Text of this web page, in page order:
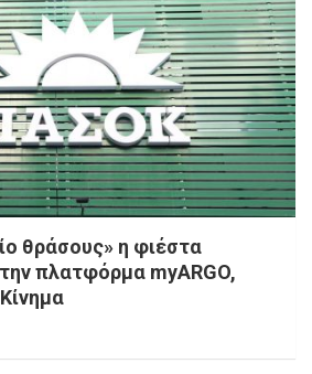
θράσους» η φιέστα
πλατφόρμα myARGO,